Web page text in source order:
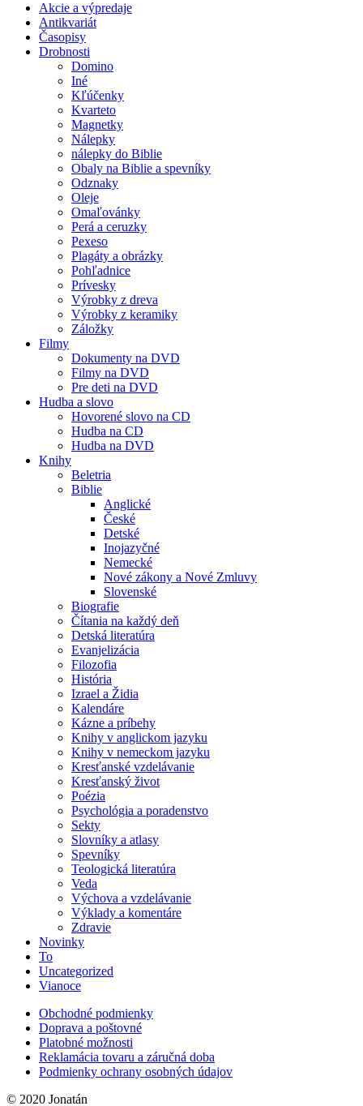
Akcie a výpredaje
Antikvariát
Časopisy
Drobnosti
Domino
Iné
Kľúčenky
Kvarteto
Magnetky
Nálepky
nálepky do Biblie
Obaly na Biblie a spevníky
Odznaky
Oleje
Omaľovánky
Perá a ceruzky
Pexeso
Plagáty a obrázky
Pohľadnice
Prívesky
Výrobky z dreva
Výrobky z keramiky
Záložky
Filmy
Dokumenty na DVD
Filmy na DVD
Pre deti na DVD
Hudba a slovo
Hovorené slovo na CD
Hudba na CD
Hudba na DVD
Knihy
Beletria
Biblie
Anglické
České
Detské
Inojazyčné
Nemecké
Nové zákony a Nové Zmluvy
Slovenské
Biografie
Čítania na každý deň
Detská literatúra
Evanjelizácia
Filozofia
História
Izrael a Židia
Kalendáre
Kázne a príbehy
Knihy v anglickom jazyku
Knihy v nemeckom jazyku
Kresťanské vzdelávanie
Kresťanský život
Poézia
Psychológia a poradenstvo
Sekty
Slovníky a atlasy
Spevníky
Teologická literatúra
Veda
Výchova a vzdelávanie
Výklady a komentáre
Zdravie
Novinky
To
Uncategorized
Vianoce
Obchodné podmienky
Doprava a poštovné
Platobné možnosti
Reklamácia tovaru a záručná doba
Podmienky ochrany osobných údajov
© 2020 Jonatán